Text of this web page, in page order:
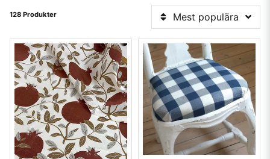
128 Produkter Mest populära